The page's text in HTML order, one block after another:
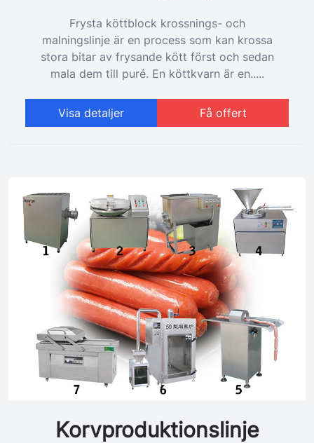
Frysta köttblock krossnings- och
malningslinje är en process som kan krossa
stora bitar av frysande kött först och sedan
mala dem till puré. En köttkvarn är en.....
Visa detaljer Få offert
Korvproduktionslinje